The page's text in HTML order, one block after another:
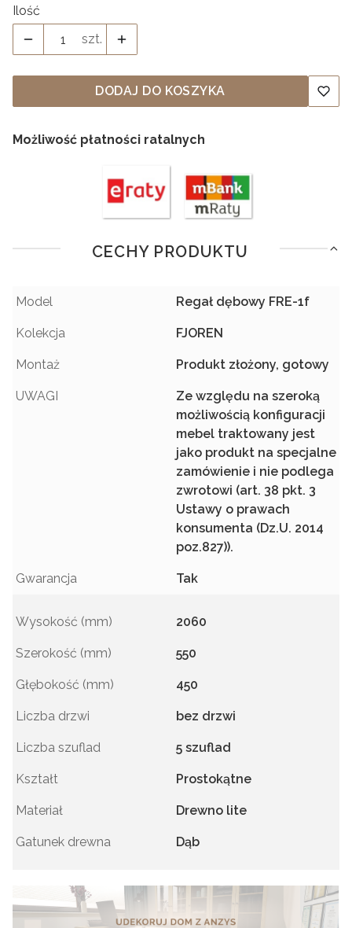
Ilość
szt.
DODAJ DO KOSZYKA
Możliwość płatności ratalnych
CECHY PRODUKTU
Model Regał dębowy FRE-1f
Kolekcja FJOREN
Montaż Produkt złożony, gotowy
UWAGI
Ze względu na szeroką
możliwością konfiguracji
mebel traktowany jest
jako produkt na specjalne
zamówienie i nie podlega
zwrotowi (art. 38 pkt. 3
Ustawy o prawach
konsumenta (Dz.U. 2014
poz.827)).
Gwarancja Tak
Wysokość (mm) 2060
Szerokość (mm) 550
Głębokość (mm) 450
Liczba drzwi bez drzwi
Liczba szuflad 5 szuflad
Kształt Prostokątne
Materiał Drewno lite
Gatunek drewna Dąb